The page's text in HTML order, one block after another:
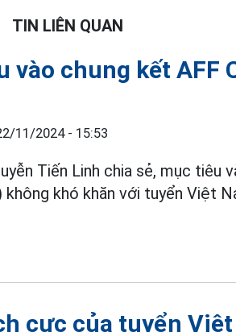
TIN LIÊN QUAN
vào chung kết AFF
11/2024 - 15:53
Tiến Linh chia sẻ, mục tiêu
không khó khăn với tuyển Việt
cực của tuyển